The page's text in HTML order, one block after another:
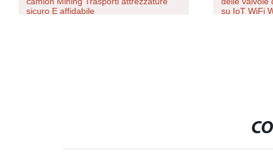
sicuro E affidabile
su IoT WiFi